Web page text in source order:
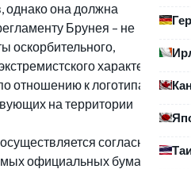
однако она должна
Брунея – не
оскорбительного,
характера и
отношению к логотипам
на территории
согласно
официальных бумаг для